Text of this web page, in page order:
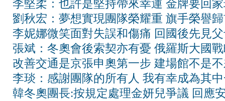
李堅柔：也許是堅持帶來幸運 金牌要回
劉秋宏：夢想實現團隊榮耀重 旗手榮譽
李妮娜微笑面對失誤和傷痛 回國後先見
張斌：冬奧會後索契亦有憂 俄羅斯大國
改善交通是京張申奧第一步 建場館不是
李琰：感謝團隊的所有人 我有幸成為其
韓冬奧團長:按規定處理金妍兒爭議 回應